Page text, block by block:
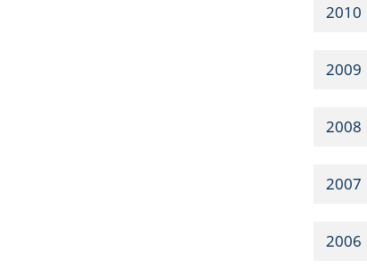
2010
2009
2008
2007
2006